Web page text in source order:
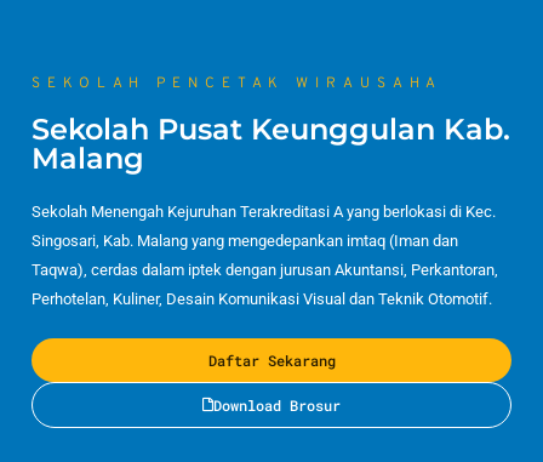
SEKOLAH PENCETAK WIRAUSAHA
Sekolah Pusat Keunggulan Kab.
Malang
Sekolah Menengah Kejuruhan Terakreditasi A yang berlokasi di Kec.
Singosari, Kab. Malang yang mengedepankan imtaq (Iman dan
Taqwa), cerdas dalam iptek dengan jurusan Akuntansi, Perkantoran,
Perhotelan, Kuliner, Desain Komunikasi Visual dan Teknik Otomotif.
Daftar Sekarang
Download Brosur